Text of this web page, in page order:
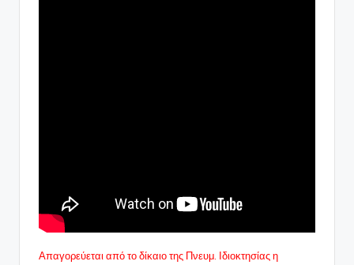
Απαγορεύεται από το δίκαιο της Πνευμ. Ιδιοκτησίας η